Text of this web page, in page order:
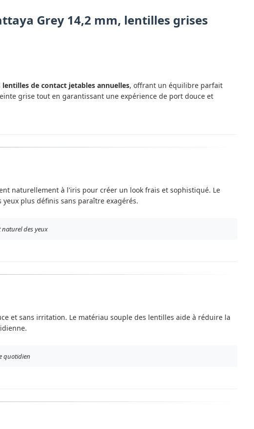
Grey 14,2 mm, lentilles grises
lentilles de contact jetables annuelles, offrant un équilibre parfait
grise tout en garantissant une expérience de port douce et
naturellement à l'iris pour créer un look frais et sophistiqué. Le
plus définis sans paraître exagérés.
des yeux
et sans irritation. Le matériau souple des lentilles aide à réduire la
quotidien